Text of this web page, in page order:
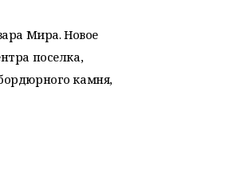
Мира. Новое
поселка,
камня,